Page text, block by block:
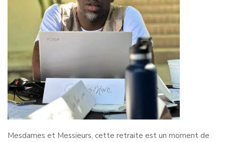
Mesdames et Messieurs, cette retraite est un moment de